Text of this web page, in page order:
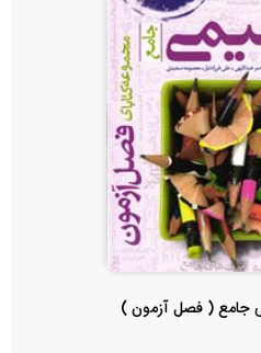
جامع ( فصل آزمون )